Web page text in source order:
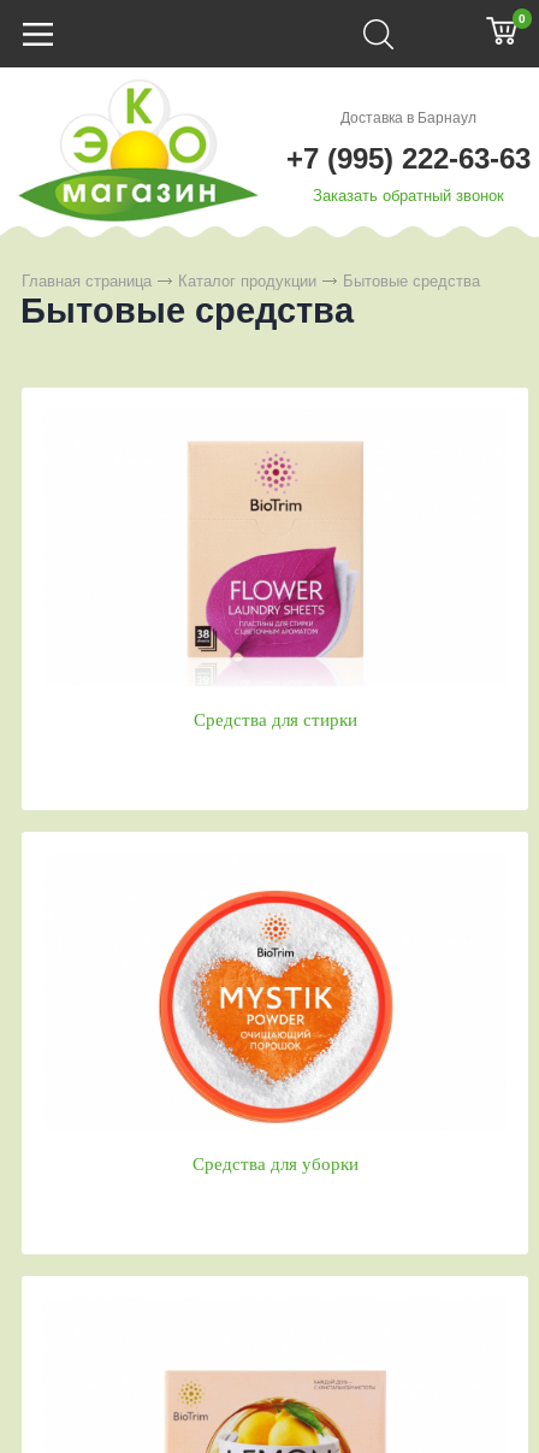
0
Доставка в Барнаул
+7 (995) 222-63-63
Заказать обратный звонок
Главная страница Каталог продукции Бытовые средства
Бытовые средства
Средства для стирки
Средства для уборки